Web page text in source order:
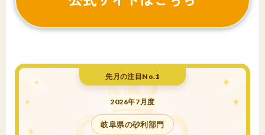
先月の注目No.1
2026年7月度
岐阜県の砂利部門